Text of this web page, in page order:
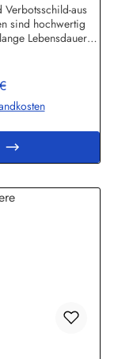
Verbotsschild-aus
sind hochwertig
Lebensdauer
werden, weil sonst
können
geht's zu den
Bini Inh. Eda
Preis: